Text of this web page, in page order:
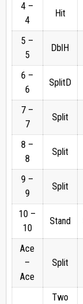
4 –
4
Hit
5 –
5
DblH
6 –
6
SplitD
7 –
7
Split
8 –
8
Split
9 –
9
Split
10 –
10
Stand
Ace
–
Ace
Split
Two